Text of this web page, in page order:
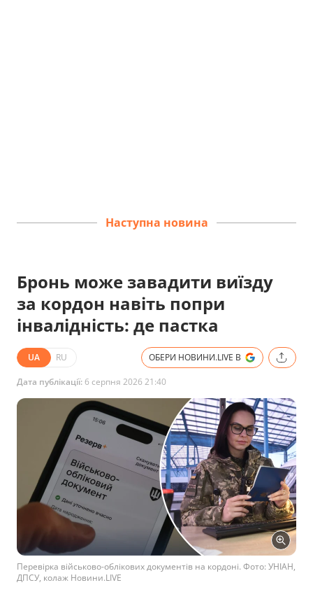
Наступна новина
Бронь може завадити виїзду
за кордон навіть попри
інвалідність: де пастка
UA RU ОБЕРИ НОВИНИ.LIVE В
Дата публікації: 6 серпня 2026 21:40
Перевірка військово-облікових документів на кордоні. Фото: УНІАН,
ДПСУ, колаж Новини.LIVE